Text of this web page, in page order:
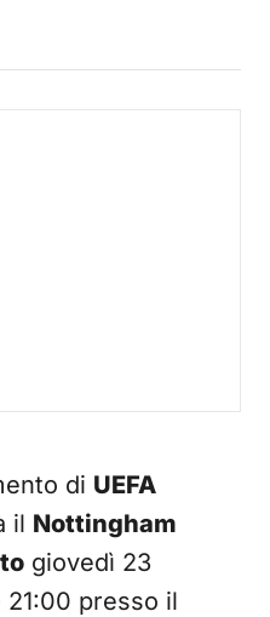
di UEFA
il Nottingham
giovedì 23
presso il